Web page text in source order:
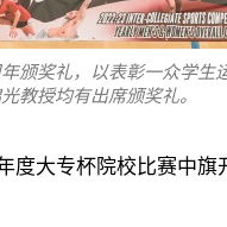
颁奖礼，以表彰一众学
教授均有出席颁奖礼。
度大专杯院校比赛中